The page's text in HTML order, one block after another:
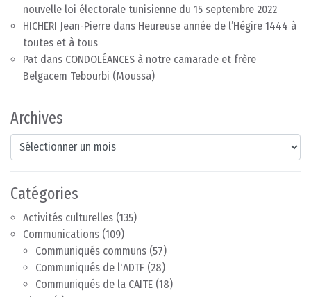
nouvelle loi électorale tunisienne du 15 septembre 2022
HICHERI Jean-Pierre dans Heureuse année de l’Hégire 1444 à
toutes et à tous
Pat dans CONDOLÉANCES à notre camarade et frère
Belgacem Tebourbi (Moussa)
Archives
Archives
Catégories
Activités culturelles (135)
Communications (109)
Communiqués communs (57)
Communiqués de l'ADTF (28)
Communiqués de la CAITE (18)